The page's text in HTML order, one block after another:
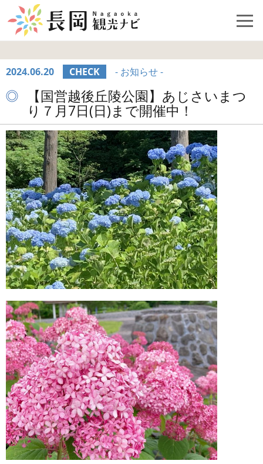
2024.06.20 CHECK - お知らせ -
【国営越後丘陵公園】あじさいまつ
り７月7日(日)まで開催中！